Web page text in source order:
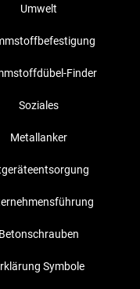
Umwelt
Finder
Soziales
Metallanker
Betonschrauben
Symbole